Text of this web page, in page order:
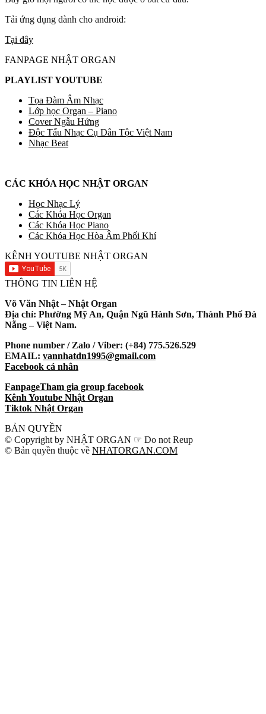
Tải ứng dụng dành cho android:
Tại đây
FANPAGE NHẬT ORGAN
PLAYLIST YOUTUBE
Tọa Đàm Âm Nhạc
Lớp học Organ – Piano
Cover Ngẫu Hứng
Độc Tấu Nhạc Cụ Dân Tộc Việt Nam
Nhạc Beat
CÁC KHÓA HỌC NHẬT ORGAN
Học Nhạc Lý
Các Khóa Học Organ
Các Khóa Học Piano
Các Khóa Học Hòa Âm Phối Khí
KÊNH YOUTUBE NHẬT ORGAN
THÔNG TIN LIÊN HỆ
Võ Văn Nhật – Nhật Organ
Địa chỉ: Phường Mỹ An, Quận Ngũ Hành Sơn, Thành Phố Đà
Nẵng – Việt Nam.
Phone number / Zalo / Viber: (+84) 775.526.529
EMAIL: vannhatdn1995@gmail.com
Facebook cá nhân
FanpageTham gia group facebook
Kênh Youtube Nhật Organ
Tiktok Nhật Organ
BẢN QUYỀN
© Copyright by NHẬT ORGAN ☞ Do not Reup
© Bản quyền thuộc về NHATORGAN.COM